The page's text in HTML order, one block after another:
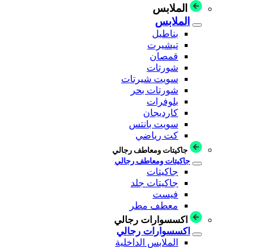
الملابس
الملابس
بناطيل
تيشيرت
قمصان
شورتات
سويت شيرتات
شورتات بحر
بلوفرات
كارديجان
سويت بانتس
كت رياضي
جاكيتات ومعاطف رجالي
جاكيتات ومعاطف رجالي
جاكيتات
جاكيتات جلد
فيست
معطف مطر
اكسسوارات رجالي
اكسسوارات رجالي
الملابس الداخلية